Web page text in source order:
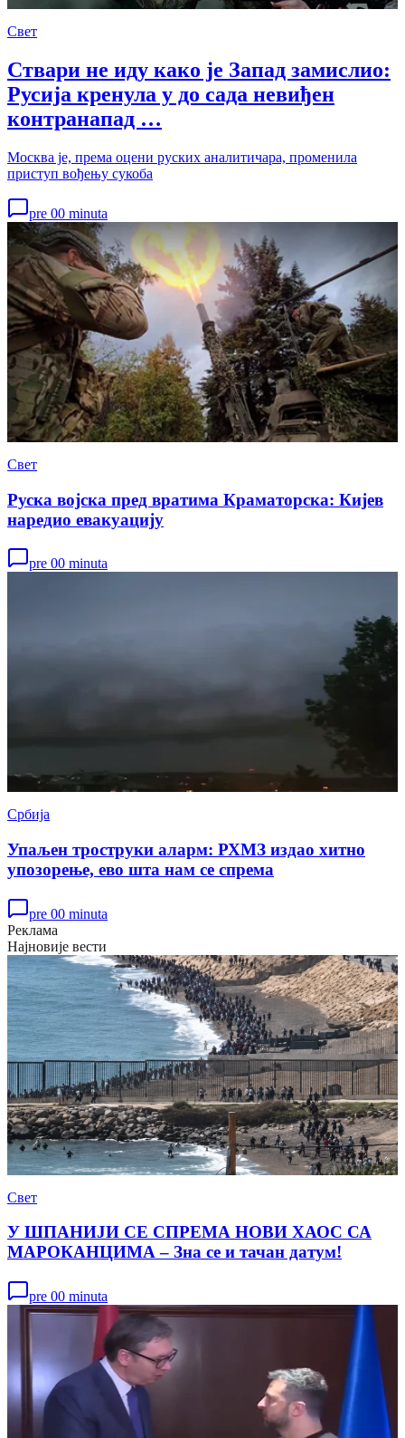
Свет
Ствари не иду како је Запад замислио:
Русија кренула у до сада невиђен
контранапад …
Москва је, према оцени руских аналитичара, променила
приступ вођењу сукоба
pre 00 minuta
Свет
Руска војска пред вратима Краматорска: Кијев
наредио евакуацију
pre 00 minuta
Србија
Упаљен троструки аларм: РХМЗ издао хитно
упозорење, ево шта нам се спрема
pre 00 minuta
Реклама
Најновије вести
Свет
У ШПАНИЈИ СЕ СПРЕМА НОВИ ХАОС СА
МАРОКАНЦИМА – Зна се и тачан датум!
pre 00 minuta